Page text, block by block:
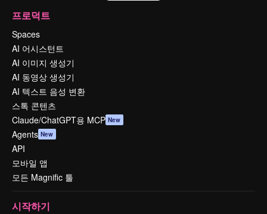
프로덕트
Spaces
AI 어시스턴트
AI 이미지 생성기
AI 동영상 생성기
AI 텍스트 음성 변환
스톡 콘텐츠
Claude/ChatGPT용 MCP New
Agents New
API
모바일 앱
모든 Magnific 툴
시작하기